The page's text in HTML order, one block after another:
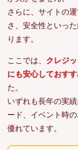
さらに、サイトの
さ、安全性といっ
ります。
ここでは、 クレジ
にも安心しておす
た。
いずれも長年の実
ード、イベント時
優れています。